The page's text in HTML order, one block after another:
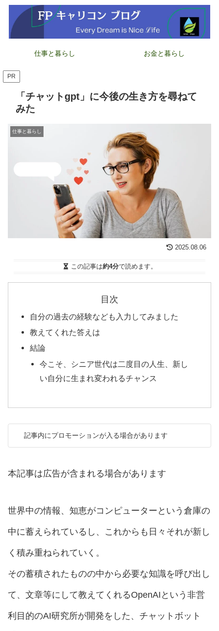
仕事と暮らし お金と暮らし
PR
「チャットgpt」に今後の生き方を尋ねて
みた
仕事と暮らし
2025.08.06
この記事は約4分で読めます。
目次
自分の過去の経験なども入力してみました
教えてくれた答えは
結論
今こそ、シニア世代は二度目の人生、新し
い自分に生まれ変われるチャンス
記事内にプロモーションが入る場合があります
本記事は広告が含まれる場合があります
世界中の情報、知恵がコンピューターという倉庫の
中に蓄えられているし、これからも日々それが新し
く積み重ねられていく。
その蓄積されたものの中から必要な知識を呼び出し
て、文章等にして教えてくれるOpenAIという非営
利目的のAI研究所が開発をした、チャットボット